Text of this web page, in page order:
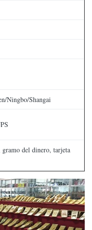
Ningbo/Shangai
del dinero, tarjeta